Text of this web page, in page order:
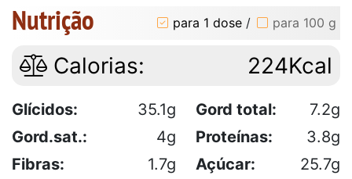
Nutrição para 1 dose / para 100 g
Calorias: 224Kcal
Glícidos: 35.1g Gord total:
7.2g
Gord.sat.:
4g Proteínas:
3.8g
Fibras:
1.7g Açúcar:
25.7g